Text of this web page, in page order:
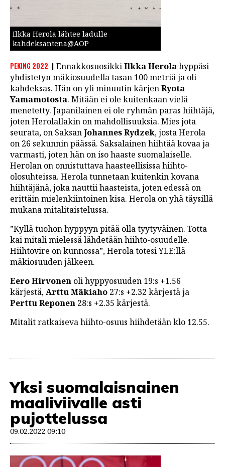
Ilkka Herola lähtee ladulle
kahdeksantena@AOP
PEKING 2022 EnnakkosuosikkiIlkka Herolahyppäsi
yhdistetyn mäkiosuudella tasan 100 metriä ja oli
kahdeksas. Hän on yli minuutin kärjenRyota
Yamamotosta. Mitään ei ole kuitenkaan vielä
menetetty. Japanilainen ei ole ryhmän paras hiihtäjä,
joten Herolallakin on mahdollisuuksia. Mies jota
seurata, on SaksanJohannes Rydzek, josta Herola
on 26 sekunnin päässä. Saksalainen hiihtää kovaa ja
varmasti, joten hän on iso haaste suomalaiselle.
Herolan on onnistuttava haasteellisissa hiihto-
olosuhteissa. Herola tunnetaan kuitenkin kovana
hiihtäjänä, joka nauttii haasteista, joten edessä on
erittäin mielenkiintoinen kisa. Herola on yhä täysillä
mukana mitalitaistelussa.
”Kyllä tuohon hyppyyn pitää olla tyytyväinen. Totta
kai mitali mielessä lähdetään hiihto-osuudelle.
Hiihtovire on kunnossa”, Herola totesi YLE:llä
mäkiosuuden jälkeen.
Eero Hirvonen oli hyppyosuuden 19:s +1.56
kärjestä,Arttu Mäkiaho 27:s +2.32 kärjestä ja
Perttu Reponen 28:s +2.35 kärjestä.
Mitalit ratkaiseva hiihto-osuus hiihdetään klo 12.55.
Yksi suomalaisnainen
maaliviivalle asti
pujottelussa
09.02.2022 09:10